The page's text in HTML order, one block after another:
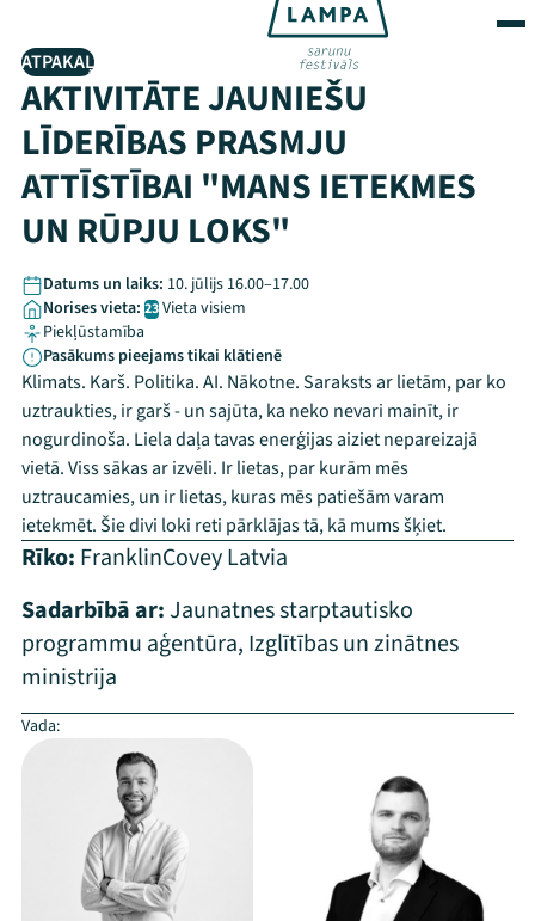
ATPAKAĻ
AKTIVITĀTE JAUNIEŠU
LĪDERĪBAS PRASMJU
ATTĪSTĪBAI "MANS IETEKMES
UN RŪPJU LOKS"
Datums un laiks: 10. jūlijs 16.00–17.00
Norises vieta: 23Vieta visiem
Piekļūstamība
Pasākums pieejams tikai klātienē
Klimats. Karš. Politika. AI. Nākotne. Saraksts ar lietām, par ko
uztraukties, ir garš - un sajūta, ka neko nevari mainīt, ir
nogurdinoša. Liela daļa tavas enerģijas aiziet nepareizajā
vietā. Viss sākas ar izvēli. Ir lietas, par kurām mēs
uztraucamies, un ir lietas, kuras mēs patiešām varam
ietekmēt. Šie divi loki reti pārklājas tā, kā mums šķiet.
Rīko: FranklinCovey Latvia
Sadarbībā ar:Jaunatnes starptautisko
programmu aģentūra, Izglītības un zinātnes
ministrija
Vada: